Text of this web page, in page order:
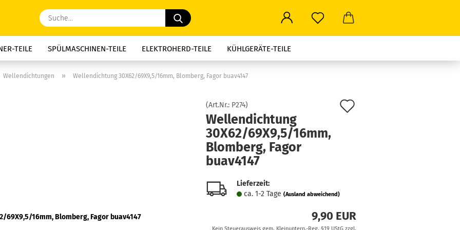
Suche...
TEILE SPÜLMASCHINEN-TEILE ELEKTROHERD-TEILE KÜHLGERÄTE-TEILE
TEILE DUNSTABZUG-TEILE KAFFEE-GERÄTE-TEILE MIKROWELLEN-TEILE
SCHNÄPPCHEN STROMSTECKER-TRAVEL
Wellendichtungen » Wellendichtung 30X62/69X9,5/16mm, Blomberg, Fagor buav4147
(Art.Nr.: P274)
Wellendichtung
30X62/69X9,5/16mm,
Blomberg, Fagor
buav4147
Lieferzeit:
ca. 1-2 Tage (Ausland abweichend)
9,90 EUR